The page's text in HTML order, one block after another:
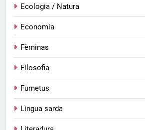
Ecologia / Natura
Economia
Fèminas
Filosofia
Fumetus
Lìngua sarda